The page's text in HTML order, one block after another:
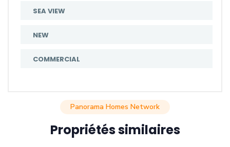
SEA VIEW
NEW
COMMERCIAL
Panorama Homes Network
Propriétés similaires